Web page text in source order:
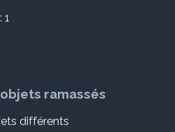
1
ramassés
différents